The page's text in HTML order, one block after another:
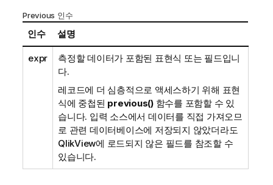
Previous 인수
인수 설명
expr
측정할 데이터가 포함된 표현식 또는 필드입니
다.
레코드에 더 심층적으로 액세스하기 위해 표현
식에 중첩된 previous()함수를 포함할 수 있
습니다. 입력 소스에서 데이터를 직접 가져오므
로 관련 데이터베이스에 저장되지 않았더라도
QlikView에 로드되지 않은 필드를 참조할 수
있습니다.